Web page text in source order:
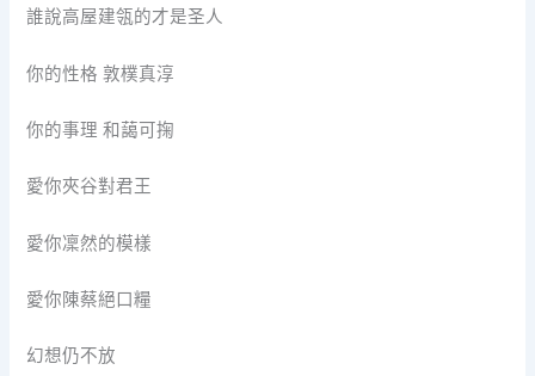
誰說高屋建瓴的才是圣人
你的性格 敦樸真淳
你的事理 和藹可掬
愛你夾谷對君王
愛你凜然的模樣
愛你陳蔡絕口糧
幻想仍不放